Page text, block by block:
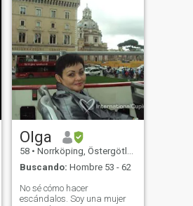
Olga
58 • Norrköping, Östergötland, Suecia
Buscando: Hombre 53 - 62
No sé cómo hacer
escándalos. Soy una mujer